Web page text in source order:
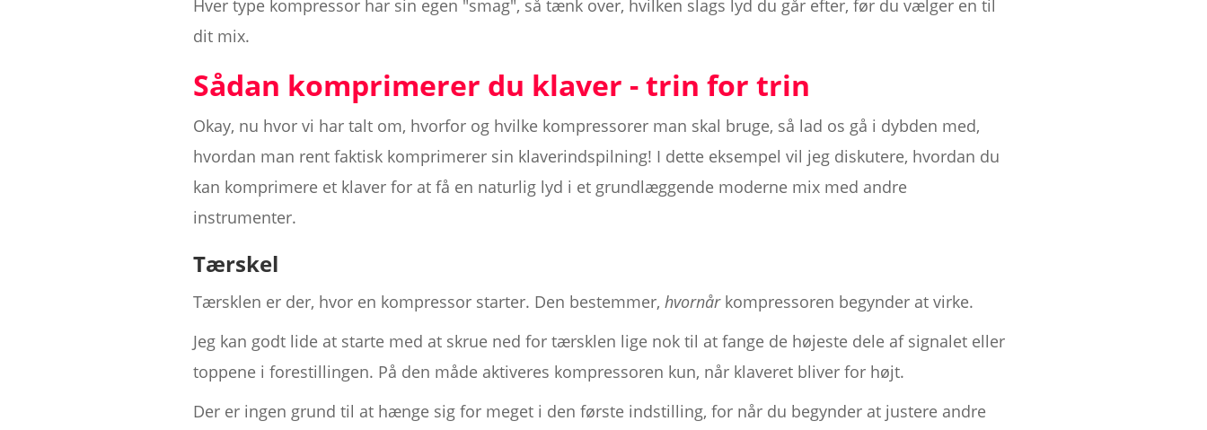
Hver type kompressor har sin egen "smag", så tænk over, hvilken slags lyd du går efter, før du vælger en til
dit mix.
Sådan komprimerer du klaver - trin for trin
Okay, nu hvor vi har talt om, hvorfor og hvilke kompressorer man skal bruge, så lad os gå i dybden med,
hvordan man rent faktisk komprimerer sin klaverindspilning! I dette eksempel vil jeg diskutere, hvordan du
kan komprimere et klaver for at få en naturlig lyd i et grundlæggende moderne mix med andre
instrumenter.
Tærskel
Tærsklen er der, hvor en kompressor starter. Den bestemmer,hvornårkompressoren begynder at virke.
Jeg kan godt lide at starte med at skrue ned for tærsklen lige nok til at fange de højeste dele af signalet eller
toppene i forestillingen. På den måde aktiveres kompressoren kun, når klaveret bliver for højt.
Der er ingen grund til at hænge sig for meget i den første indstilling, for når du begynder at justere andre